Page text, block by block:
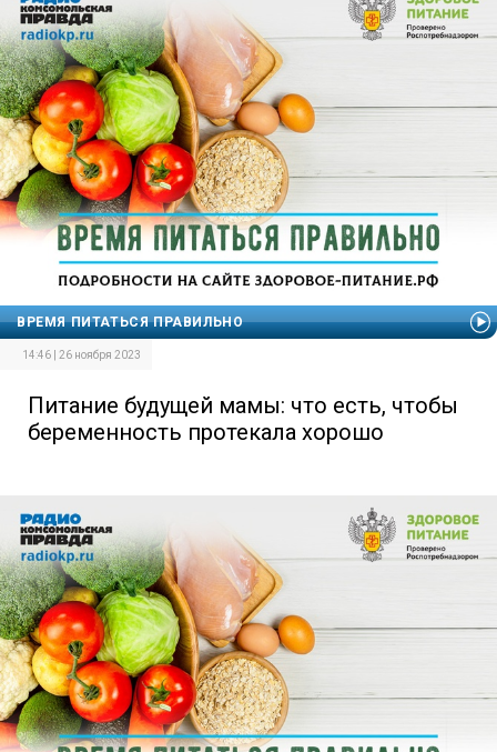
ВРЕМЯ ПИТАТЬСЯ ПРАВИЛЬНО
14:46 | 26 ноября 2023
Питание будущей мамы: что есть, чтобы
беременность протекала хорошо